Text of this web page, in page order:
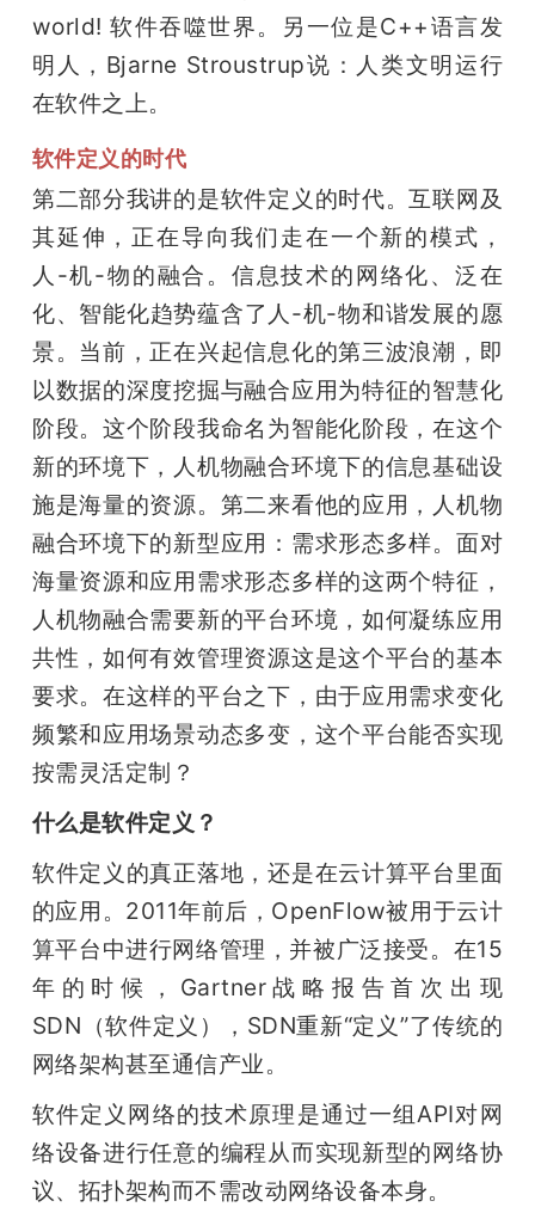
world! 软件吞噬世界。另一位是C++语言发
明人，Bjarne Stroustrup说：人类文明运行
在软件之上。
软件定义的时代
第二部分我讲的是软件定义的时代。互联网及
其延伸，正在导向我们走在一个新的模式，
人-机-物的融合。信息技术的网络化、泛在
化、智能化趋势蕴含了人-机-物和谐发展的愿
景。当前，正在兴起信息化的第三波浪潮，即
以数据的深度挖掘与融合应用为特征的智慧化
阶段。这个阶段我命名为智能化阶段，在这个
新的环境下，人机物融合环境下的信息基础设
施是海量的资源。第二来看他的应用，人机物
融合环境下的新型应用：需求形态多样。面对
海量资源和应用需求形态多样的这两个特征，
人机物融合需要新的平台环境，如何凝练应用
共性，如何有效管理资源这是这个平台的基本
要求。在这样的平台之下，由于应用需求变化
频繁和应用场景动态多变，这个平台能否实现
按需灵活定制？
什么是软件定义？
软件定义的真正落地，还是在云计算平台里面
的应用。2011年前后，OpenFlow被用于云计
算平台中进行网络管理，并被广泛接受。在15
年的时候，Gartner战略报告首次出现
SDN（软件定义），SDN重新“定义”了传统的
网络架构甚至通信产业。
软件定义网络的技术原理是通过一组API对网
络设备进行任意的编程从而实现新型的网络协
议、拓扑架构而不需改动网络设备本身。